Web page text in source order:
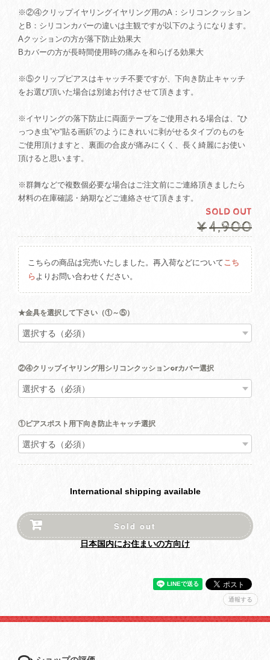
※②④クリップイヤリングイヤリング用のA：シリコンクッション
とB：シリコンカバーの違いは主観ですが以下のようになります。
Aクッションの方が落下防止効果大
Bカバーの方が長時間使用時の痛みを和らげる効果大
※⑤クリップピアスはキャッチ不要ですが、下向き防止キャッチ
をお選び頂いた場合は別途お付けさせて頂きます。
※イヤリングの落下防止に両面テープをご使用される場合は、“ひ
っつき虫”や“貼る画鋲”のようにきれいに剥がせるタイプのものを
ご使用頂けますと、裏面の合皮が痛みにくく、長く綺麗にお使い
頂けると思います。
※群舞などで複数個必要な場合はご注文前にご連絡頂きましたら
材料の在庫確認・納期などご連絡させて頂きます。
SOLD OUT
¥4,900
こちらの商品は完売いたしました。再入荷などについてこち
らよりお問い合わせください。
★金具を選択して下さい（①～⑤）
②④クリップイヤリング用シリコンクッションorカバー選択
①ピアスポスト用下向き防止キャッチ選択
International shipping available
Sold out
日本国内にお住まいの方向け
通報する